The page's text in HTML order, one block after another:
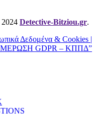
2024 Detective-Bitziou.gr.
Δεδομένα & Cookies |
GDPR – ΚΠΠΔ”